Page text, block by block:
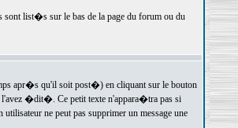
sont list�s sur le bas de la page du forum ou du
apr�s qu'il soit post�) en cliquant sur le bouton
l'avez �dit�. Ce petit texte n'appara�tra pas si
ne peut pas supprimer un message une